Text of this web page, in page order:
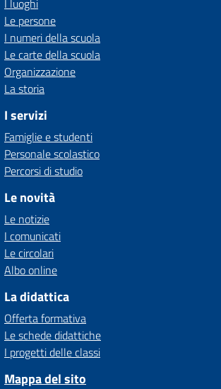
I luoghi
Le persone
I numeri della scuola
Le carte della scuola
Organizzazione
La storia
I servizi
Famiglie e studenti
Personale scolastico
Percorsi di studio
Le novità
Le notizie
I comunicati
Le circolari
Albo online
La didattica
Offerta formativa
Le schede didattiche
I progetti delle classi
Mappa del sito